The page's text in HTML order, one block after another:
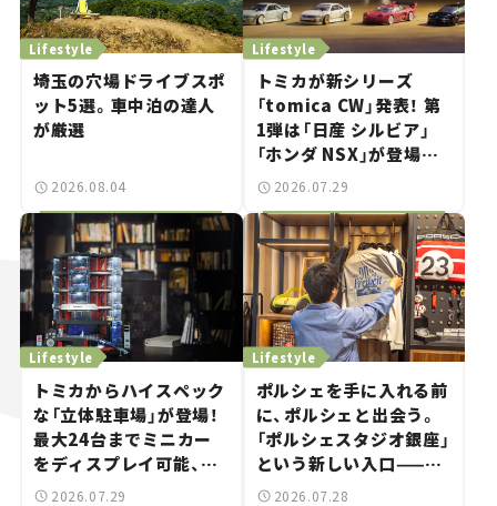
埼玉の穴場ドライブスポ
ット5選。車中泊の達人
が厳選
Lifestyle
2026.08.04
トミカが新シリーズ
「tomica CW」発表！ 第
1弾は「日産 シルビア」
「ホンダ NSX」が登場。
世界が注目す
とホビー】
Lifestyle
2026.07.29
トミカからハイスペック
な「立体駐車場」が登場！
最大24台までミニカー
をディスプレイ可能、特
別な「日産 GT-R
Lifestyle
2026.07.29
ポルシェを手に入れる前
に、ポルシェと出会う。
「ポルシェスタジオ銀座」
という新しい入口——連
載｜CCGとクルマでどう
Lifestyle
2026.07.28